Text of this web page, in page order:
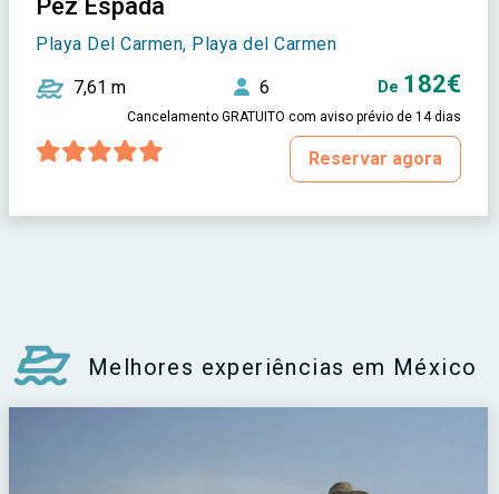
Pez Espada
Playa Del Carmen, Playa del Carmen
7,61 m 6 De 182€
Cancelamento GRATUITO com aviso prévio de 14 dias
Reservar agora
Melhores experiências em México